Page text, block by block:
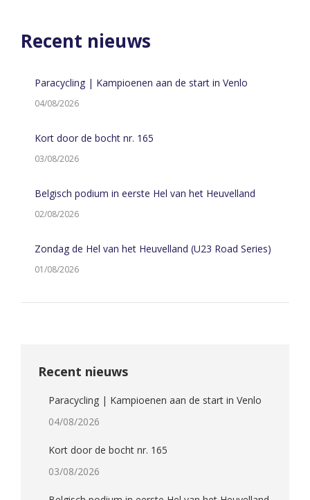
Recent nieuws
Paracycling | Kampioenen aan de start in Venlo
04/08/2026
Kort door de bocht nr. 165
03/08/2026
Belgisch podium in eerste Hel van het Heuvelland
02/08/2026
Zondag de Hel van het Heuvelland (U23 Road Series)
01/08/2026
Recent nieuws
Paracycling | Kampioenen aan de start in Venlo
04/08/2026
Kort door de bocht nr. 165
03/08/2026